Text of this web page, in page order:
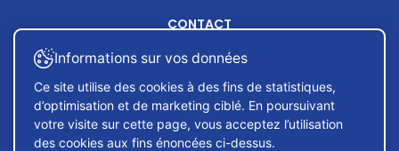
CONTACT
Informations sur vos données
Ce site utilise des cookies à des fins de statistiques,
d’optimisation et de marketing ciblé. En poursuivant
votre visite sur cette page, vous acceptez l’utilisation
des cookies aux fins énoncées ci-dessus.